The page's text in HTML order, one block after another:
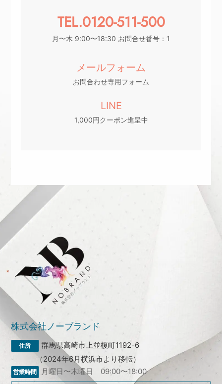
TEL.0120-511-500
月〜木 9:00〜18:30 お問合せ番号：1
メールフォーム
お問合わせ専用フォーム
LINE
1,000円クーポン進呈中
株式会社ノーブランド
群馬県高崎市上並榎町1192-6
（2024年6月横浜市より移転）
月曜日〜木曜日 09:00〜18:00